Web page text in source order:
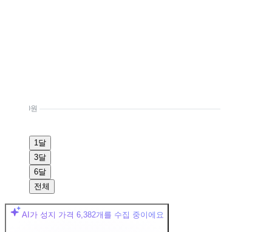
0원
1달
3달
6달
전체
AI가 성지 가격 6,382개를 수집 중이에요